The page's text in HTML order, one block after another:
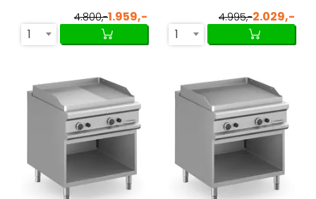
4.800,-1.959,-
1
4.995,-2.029,-
1